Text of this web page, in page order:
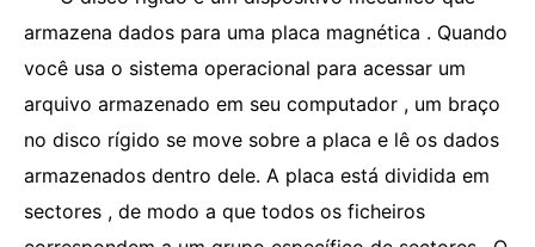
armazena dados para uma placa magnética . Quando
você usa o sistema operacional para acessar um
arquivo armazenado em seu computador , um braço
no disco rígido se move sobre a placa e lê os dados
armazenados dentro dele. A placa está dividida em
sectores , de modo a que todos os ficheiros